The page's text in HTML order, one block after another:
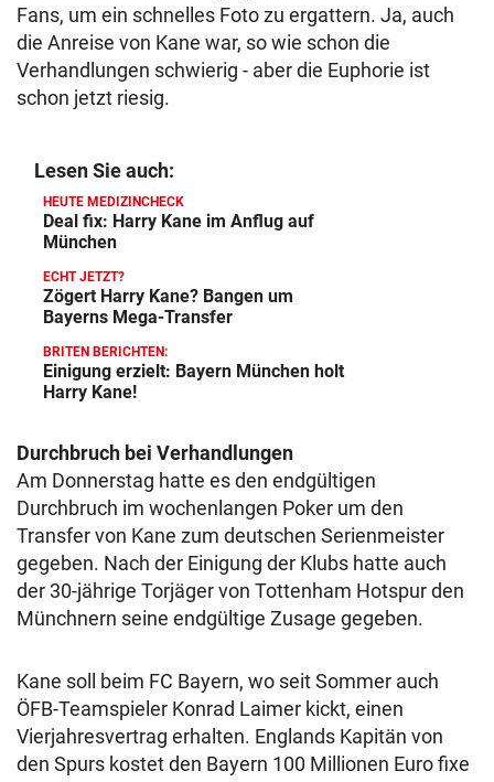
Fans, um ein schnelles Foto zu ergattern. Ja, auch
die Anreise von Kane war, so wie schon die
Verhandlungen schwierig - aber die Euphorie ist
schon jetzt riesig.
Lesen Sie auch:
HEUTE MEDIZINCHECK
Deal fix: Harry Kane im Anflug auf
München
ECHT JETZT?
Zögert Harry Kane? Bangen um
Bayerns Mega-Transfer
BRITEN BERICHTEN:
Einigung erzielt: Bayern München holt
Harry Kane!
Durchbruch bei Verhandlungen
Am Donnerstag hatte es den endgültigen
Durchbruch im wochenlangen Poker um den
Transfer von Kane zum deutschen Serienmeister
gegeben. Nach der Einigung der Klubs hatte auch
der 30-jährige Torjäger von Tottenham Hotspur den
Münchnern seine endgültige Zusage gegeben.
Kane soll beim FC Bayern, wo seit Sommer auch
ÖFB-Teamspieler Konrad Laimer kickt, einen
Vierjahresvertrag erhalten. Englands Kapitän von
den Spurs kostet den Bayern 100 Millionen Euro fixe